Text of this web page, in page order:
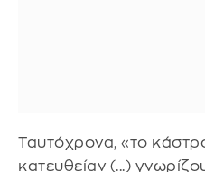
Ταυτόχρονα, «το
κατευθείαν (...)